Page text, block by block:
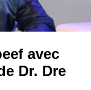
avec
Dr. Dre